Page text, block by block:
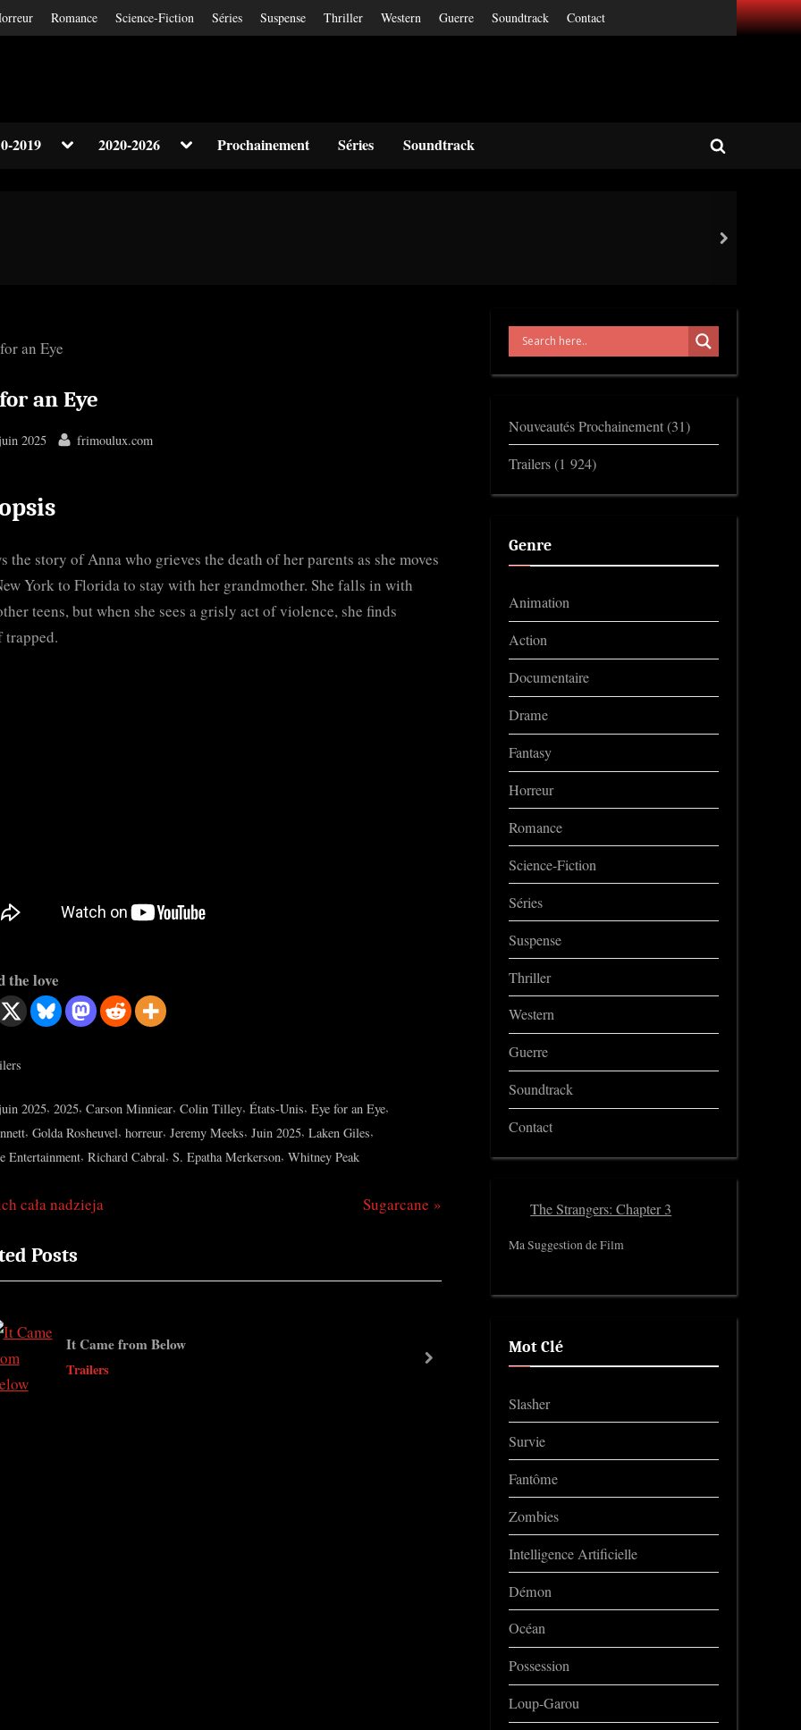
Romance Science-Fiction Séries Suspense Thriller Western Guerre Soundtrack Contact
2019 Toggle2020-2026 ToggleProchainement Séries Soundtrack
Toggle
next
an Eye
2025 By
frimoulux.com
the story of Anna who grieves the death of her parents as she moves
York to Florida to stay with her grandmother. She falls in with
teens, but when she sees a grisly act of violence, she finds
trapped.
the love
2025, 2025, Carson Minniear, Colin Tilley, États-Unis, Eye for an Eye,
, Golda Rosheuvel, horreur, Jeremy Meeks, Juin 2025, Laken Giles,
Entertainment, Richard Cabral, S. Epatha Merkerson, Whitney Peak
cała nadzieja
N
t
Sugarcane
Posts
It Came from Below
Trailers
Afraid
Trailers
next
Nouveautés Prochainement(31)
Trailers(1 924)
Genre
Animation
Action
Documentaire
Drame
Fantasy
Horreur
Romance
Science-Fiction
Séries
Suspense
Thriller
Western
Guerre
Soundtrack
Contact
The Strangers: Chapter 3
Ma Suggestion de Film
Mot Clé
Slasher
Survie
Fantôme
Zombies
Intelligence Artificielle
Démon
Océan
Possession
Loup-Garou